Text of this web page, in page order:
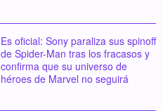
Es oficial: Sony paraliza sus spinoff
de Spider-Man tras los fracasos y
confirma que su universo de
héroes de Marvel no seguirá